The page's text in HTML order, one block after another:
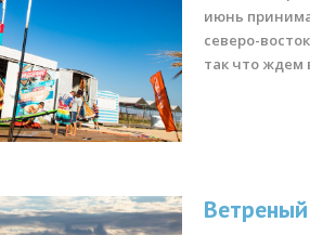
июнь
северо-
так что ждем